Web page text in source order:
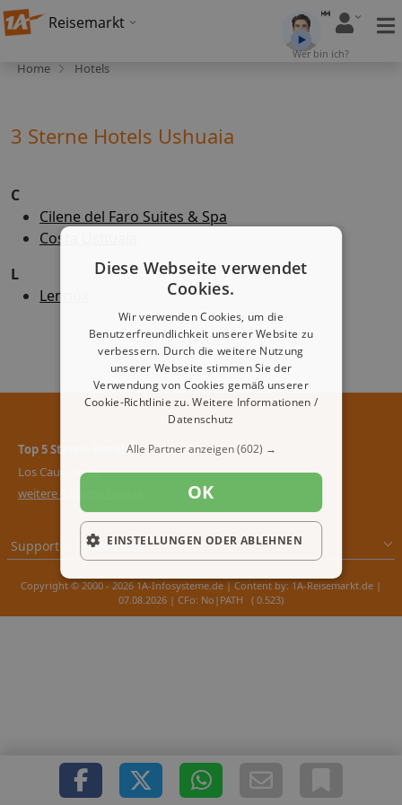
Reisemarkt
Wer bin ich?
Home Hotels
3 Sterne Hotels Ushuaia
C
Cilene del Faro Suites & Spa
Costa Ushuaia
L
Lennox
Top 5 Sterne Hotels
Los Cauquenes
weitere 5 Sterne Hotels
Support & Impressum
Copyright © 2000 - 2026 1A-Infosysteme.de | Content by: 1A-Reisemarkt.de |
07.08.2026 | CFo: No|PATH ( 0.523)
Diese Webseite verwendet
Cookies.
Wir verwenden Cookies, um die
Benutzerfreundlichkeit unserer Website zu
verbessern. Durch die weitere Nutzung
unserer Webseite stimmen Sie der
Verwendung von Cookies gemäß unserer
Cookie-Richtlinie zu.Weitere Informationen /
Datenschutz
Alle Partner anzeigen(602) →
OK
EINSTELLUNGEN ODER ABLEHNEN